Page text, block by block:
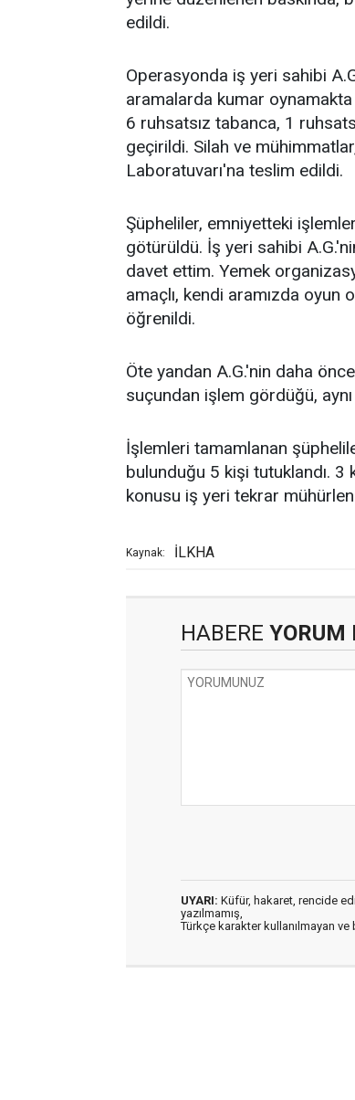
edildi.
Operasyonda iş yeri sahibi
aramalarda kumar
6 ruhsatsız tabanca, 1
geçirildi. Silah ve
Laboratuvarı'na teslim edildi.
Şüpheliler, emniyetteki
götürüldü. İş yeri sahibi
davet ettim. Yemek
amaçlı, kendi aramızda oyun
öğrenildi.
Öte yandan A.G.'nin daha
suçundan işlem gördüğü,
İşlemleri tamamlanan
bulunduğu 5 kişi tutuklandı. 3
konusu iş yeri tekrar
Kaynak: İLKHA
HABERE YORUM
UYARI: Küfür, hakaret, rencide
yazılmamış,
Türkçe karakter kullanılmayan